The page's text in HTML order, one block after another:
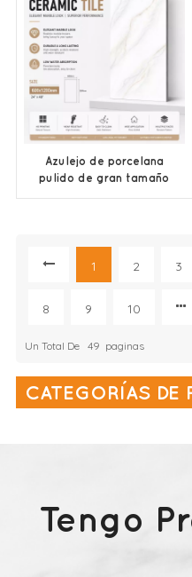
Azulejo de porcelana
pulido de gran tamaño
con aspecto de
1 2 3
8 9 10
Un Total De 49 Paginas
CATEGORÍAS DE
Tengo